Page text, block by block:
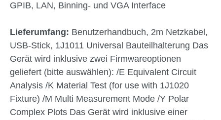
GPIB, LAN, Binning- und VGA Interface
Lieferumfang: Benutzerhandbuch, 2m Netzkabel,
USB-Stick, 1J1011 Universal Bauteilhalterung Das
Gerät wird inklusive zwei Firmwareoptionen
geliefert (bitte auswählen): /E Equivalent Circuit
Analysis /K Material Test (for use with 1J1020
Fixture) /M Multi Measurement Mode /Y Polar
Complex Plots Das Gerät wird inklusive einer